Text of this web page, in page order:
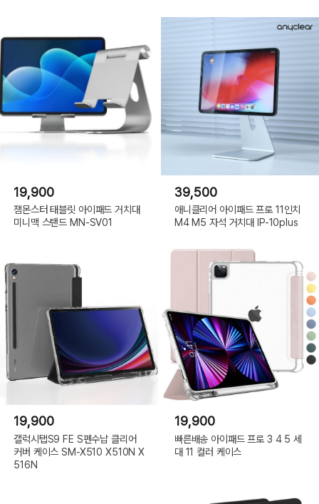
19,900
잼몬스터 태블릿 아이패드 거치대
미니맥 스탠드 MN-SV01
39,500
애니클리어 아이패드 프로 11인치
M4 M5 자석 거치대 IP-10plus
19,900
갤럭시탭S9 FE S펜수납 클리어
커버 케이스 SM-X510 X510N X
516N
19,900
빠른배송 아이패드 프로 3 4 5 세
대 11 컬러 케이스